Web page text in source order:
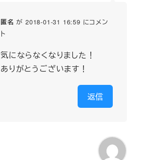
匿名 が 2018-01-31 16:59 にコメン
ト
気にならなくなりました！
ありがとうございます！
返信